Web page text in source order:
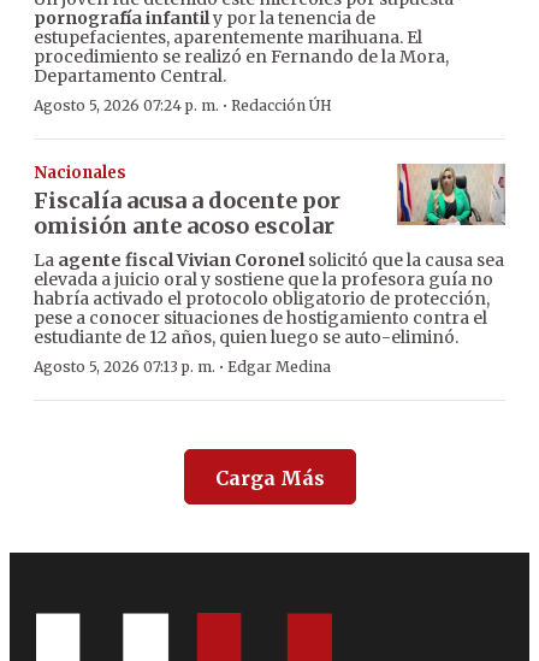
pornografía infantily por la tenencia de
estupefacientes, aparentemente marihuana. El
procedimiento se realizó en Fernando de la Mora,
Departamento Central.
Agosto 5, 2026 07:24 p. m. · Redacción ÚH
Nacionales
Fiscalía acusa a docente por
omisión ante acoso escolar
La agente fiscal Vivian Coronelsolicitó que la causa sea
elevada a juicio oral y sostiene que la profesora guía no
habría activado el protocolo obligatorio de protección,
pese a conocer situaciones de hostigamiento contra el
estudiante de 12 años, quien luego se auto-eliminó.
Agosto 5, 2026 07:13 p. m. · Edgar Medina
Carga Más